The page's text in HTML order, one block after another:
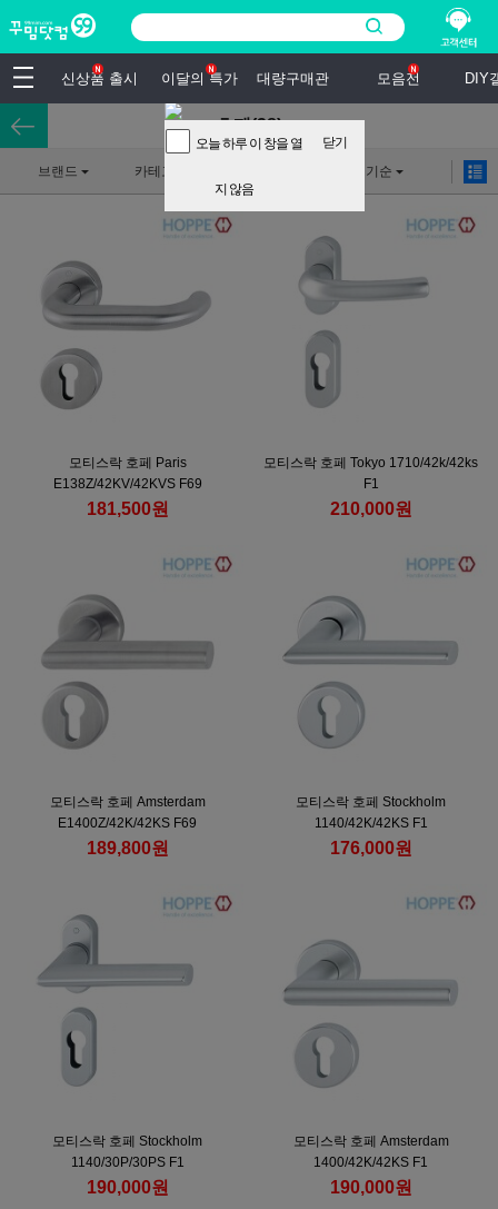
신상품 출시 이달의 특가 대량구매관 모음전 DIY
오늘 하루 이 창을 열
지 않음
닫기
호페(38)
브랜드 카테고리 인기순
모티스락 호페 Paris
E138Z/42KV/42KVS F69
181,500원
모티스락 호페 Tokyo 1710/42k/42ks
F1
210,000원
모티스락 호페 Amsterdam
E1400Z/42K/42KS F69
189,800원
모티스락 호페 Stockholm
1140/42K/42KS F1
176,000원
모티스락 호페 Stockholm
1140/30P/30PS F1
190,000원
모티스락 호페 Amsterdam
1400/42K/42KS F1
190,000원